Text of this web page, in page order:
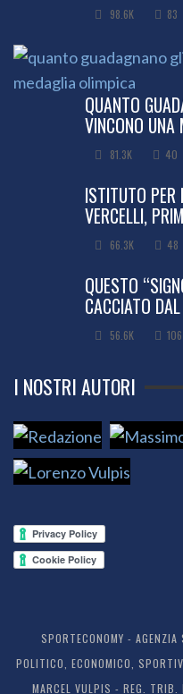
98.6K 83
QUANTO
VINCONO UNA
81.3K 40
ISTITUTO PER
VERCELLI,
66.3K 48
QUESTO
CACCIATO
56.6K 106
I NOSTRI AUTORI
SPORTECONOMY -
POLITICO, ECONOMICO,
MARCEL VULPIS - REG.